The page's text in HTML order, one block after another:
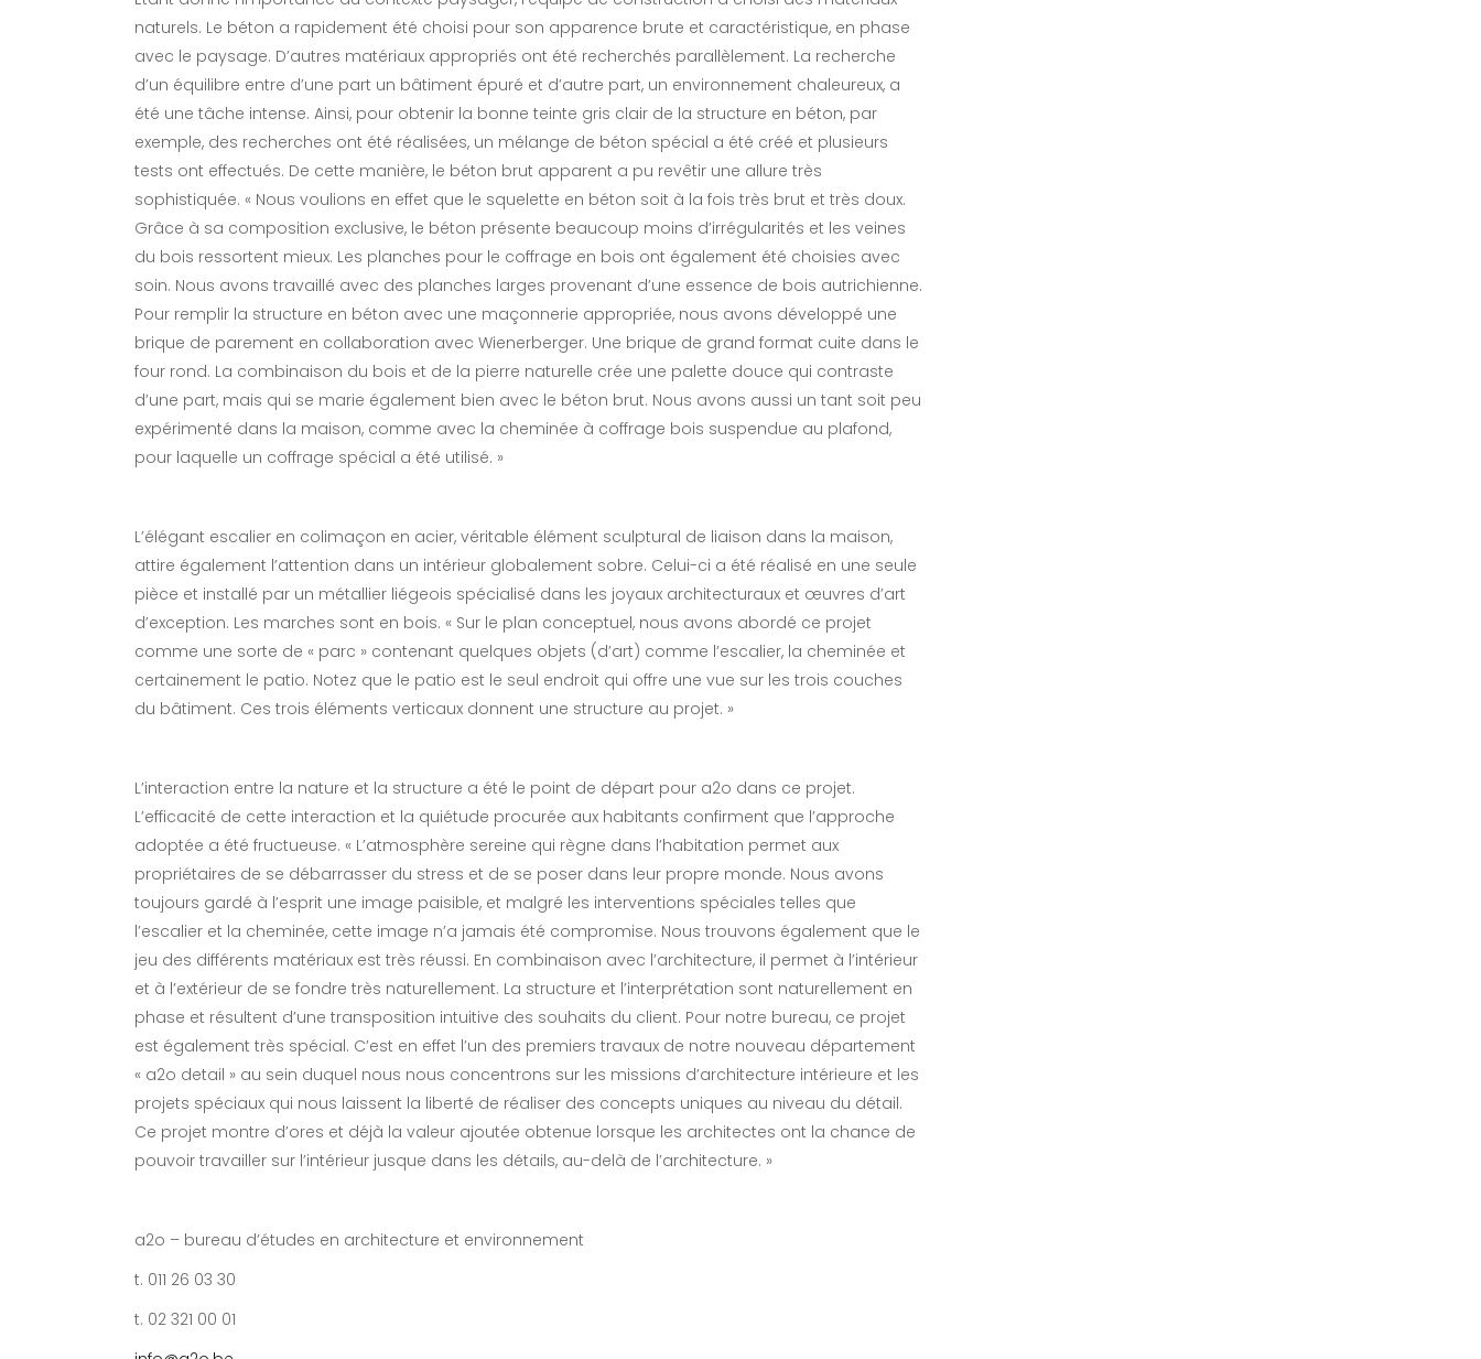
naturels. Le béton a rapidement été choisi pour son apparence brute et caractéristique, en phase
avec le paysage. D’autres matériaux appropriés ont été recherchés parallèlement. La recherche
d’un équilibre entre d’une part un bâtiment épuré et d’autre part, un environnement chaleureux, a
été une tâche intense. Ainsi, pour obtenir la bonne teinte gris clair de la structure en béton, par
exemple, des recherches ont été réalisées, un mélange de béton spécial a été créé et plusieurs
tests ont effectués. De cette manière, le béton brut apparent a pu revêtir une allure très
sophistiquée. « Nous voulions en effet que le squelette en béton soit à la fois très brut et très doux.
Grâce à sa composition exclusive, le béton présente beaucoup moins d’irrégularités et les veines
du bois ressortent mieux. Les planches pour le coffrage en bois ont également été choisies avec
soin. Nous avons travaillé avec des planches larges provenant d’une essence de bois autrichienne.
Pour remplir la structure en béton avec une maçonnerie appropriée, nous avons développé une
brique de parement en collaboration avec Wienerberger. Une brique de grand format cuite dans le
four rond. La combinaison du bois et de la pierre naturelle crée une palette douce qui contraste
d’une part, mais qui se marie également bien avec le béton brut. Nous avons aussi un tant soit peu
expérimenté dans la maison, comme avec la cheminée à coffrage bois suspendue au plafond,
pour laquelle un coffrage spécial a été utilisé. »
L’élégant escalier en colimaçon en acier, véritable élément sculptural de liaison dans la maison,
attire également l’attention dans un intérieur globalement sobre. Celui-ci a été réalisé en une seule
pièce et installé par un métallier liégeois spécialisé dans les joyaux architecturaux et œuvres d’art
d’exception. Les marches sont en bois. « Sur le plan conceptuel, nous avons abordé ce projet
comme une sorte de « parc » contenant quelques objets (d’art) comme l’escalier, la cheminée et
certainement le patio. Notez que le patio est le seul endroit qui offre une vue sur les trois couches
du bâtiment. Ces trois éléments verticaux donnent une structure au projet. »
L’interaction entre la nature et la structure a été le point de départ pour a2o dans ce projet.
L’efficacité de cette interaction et la quiétude procurée aux habitants confirment que l’approche
adoptée a été fructueuse. « L’atmosphère sereine qui règne dans l’habitation permet aux
propriétaires de se débarrasser du stress et de se poser dans leur propre monde. Nous avons
toujours gardé à l’esprit une image paisible, et malgré les interventions spéciales telles que
l’escalier et la cheminée, cette image n’a jamais été compromise. Nous trouvons également que le
jeu des différents matériaux est très réussi. En combinaison avec l’architecture, il permet à l’intérieur
et à l’extérieur de se fondre très naturellement. La structure et l’interprétation sont naturellement en
phase et résultent d’une transposition intuitive des souhaits du client. Pour notre bureau, ce projet
est également très spécial. C’est en effet l’un des premiers travaux de notre nouveau département
« a2o detail » au sein duquel nous nous concentrons sur les missions d’architecture intérieure et les
projets spéciaux qui nous laissent la liberté de réaliser des concepts uniques au niveau du détail.
Ce projet montre d’ores et déjà la valeur ajoutée obtenue lorsque les architectes ont la chance de
pouvoir travailler sur l’intérieur jusque dans les détails, au-delà de l’architecture. »
a2o – bureau d’études en architecture et environnement
t. 011 26 03 30
t. 02 321 00 01